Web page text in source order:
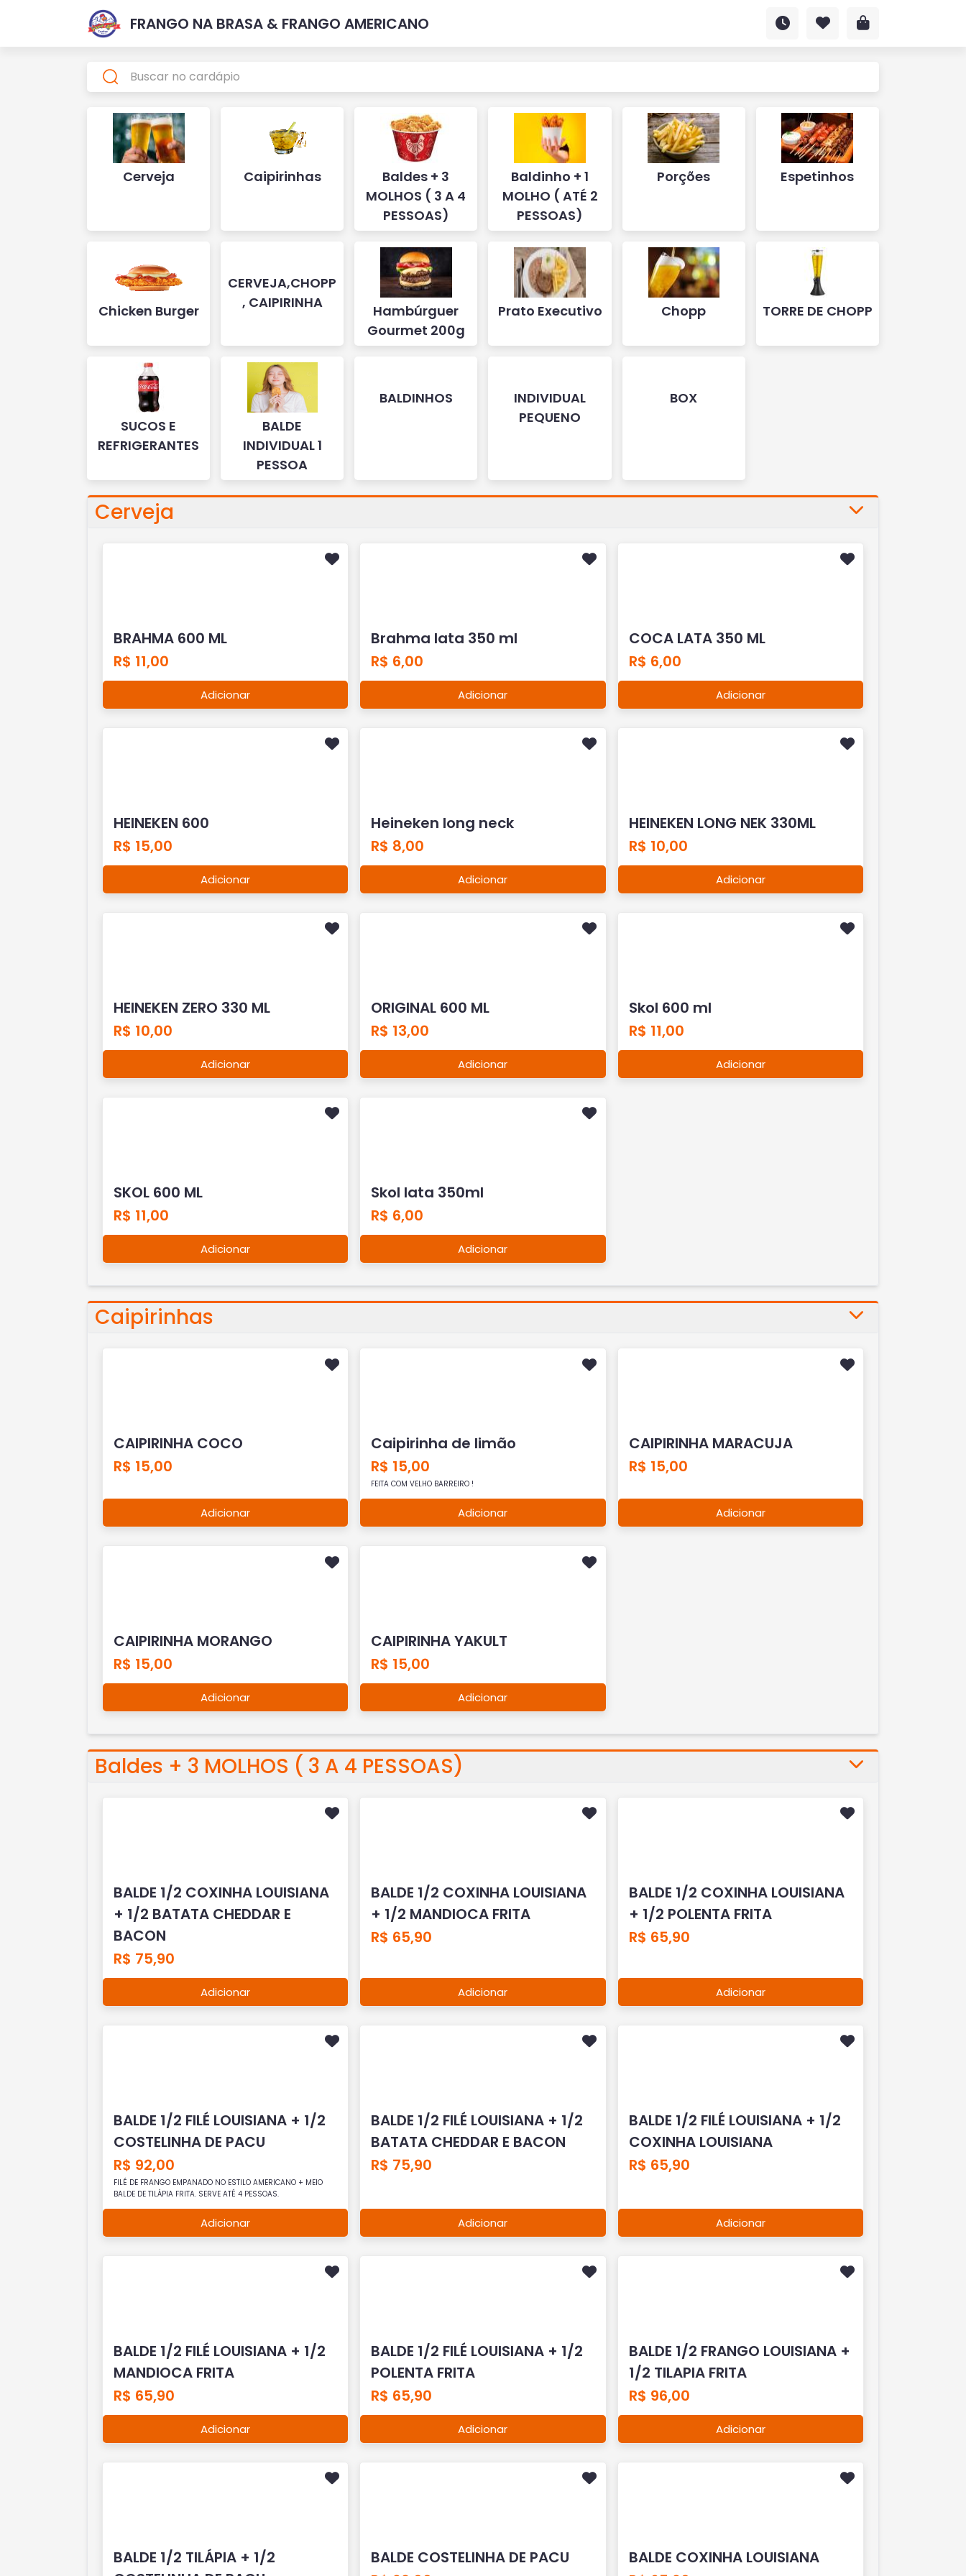
FRANGO NA BRASA & FRANGO AMERICANO
Cerveja Caipirinhas
Baldes + 3
MOLHOS ( 3 A 4
PESSOAS)
Baldinho + 1
MOLHO ( ATÉ 2
PESSOAS)
Porções Espetinhos
Chicken Burger
CERVEJA,CHOPP
, CAIPIRINHA
Hambúrguer
Gourmet 200g
Prato Executivo Chopp TORRE DE CHOPP
SUCOS E
REFRIGERANTES
BALDE
INDIVIDUAL 1
PESSOA
BALDINHOS
INDIVIDUAL
PEQUENO
BOX
Cerveja
BRAHMA 600 ML
R$ 11,00
Adicionar
Brahma lata 350 ml
R$ 6,00
Adicionar
COCA LATA 350 ML
R$ 6,00
Adicionar
HEINEKEN 600
R$ 15,00
Adicionar
Heineken long neck
R$ 8,00
Adicionar
HEINEKEN LONG NEK 330ML
R$ 10,00
Adicionar
HEINEKEN ZERO 330 ML
R$ 10,00
Adicionar
ORIGINAL 600 ML
R$ 13,00
Adicionar
Skol 600 ml
R$ 11,00
Adicionar
SKOL 600 ML
R$ 11,00
Adicionar
Skol lata 350ml
R$ 6,00
Adicionar
Caipirinhas
CAIPIRINHA COCO
R$ 15,00
Adicionar
Caipirinha de limão
R$ 15,00
FEITA COM VELHO BARREIRO !
Adicionar
CAIPIRINHA MARACUJA
R$ 15,00
Adicionar
CAIPIRINHA MORANGO
R$ 15,00
Adicionar
CAIPIRINHA YAKULT
R$ 15,00
Adicionar
Baldes + 3 MOLHOS ( 3 A 4 PESSOAS)
BALDE 1/2 COXINHA LOUISIANA
+ 1/2 BATATA CHEDDAR E
BACON
R$ 75,90
Adicionar
BALDE 1/2 COXINHA LOUISIANA
+ 1/2 MANDIOCA FRITA
R$ 65,90
Adicionar
BALDE 1/2 COXINHA LOUISIANA
+ 1/2 POLENTA FRITA
R$ 65,90
Adicionar
BALDE 1/2 FILÉ LOUISIANA + 1/2
COSTELINHA DE PACU
R$ 92,00
FILÉ DE FRANGO EMPANADO NO ESTILO AMERICANO + MEIO
BALDE DE TILÁPIA FRITA. SERVE ATÉ 4 PESSOAS.
Adicionar
BALDE 1/2 FILÉ LOUISIANA + 1/2
BATATA CHEDDAR E BACON
R$ 75,90
Adicionar
BALDE 1/2 FILÉ LOUISIANA + 1/2
COXINHA LOUISIANA
R$ 65,90
Adicionar
BALDE 1/2 FILÉ LOUISIANA + 1/2
MANDIOCA FRITA
R$ 65,90
Adicionar
BALDE 1/2 FILÉ LOUISIANA + 1/2
POLENTA FRITA
R$ 65,90
Adicionar
BALDE 1/2 FRANGO LOUISIANA +
1/2 TILAPIA FRITA
R$ 96,00
Adicionar
BALDE 1/2 TILÁPIA + 1/2
BALDE COSTELINHA DE PACU
BALDE COXINHA LOUISIANA